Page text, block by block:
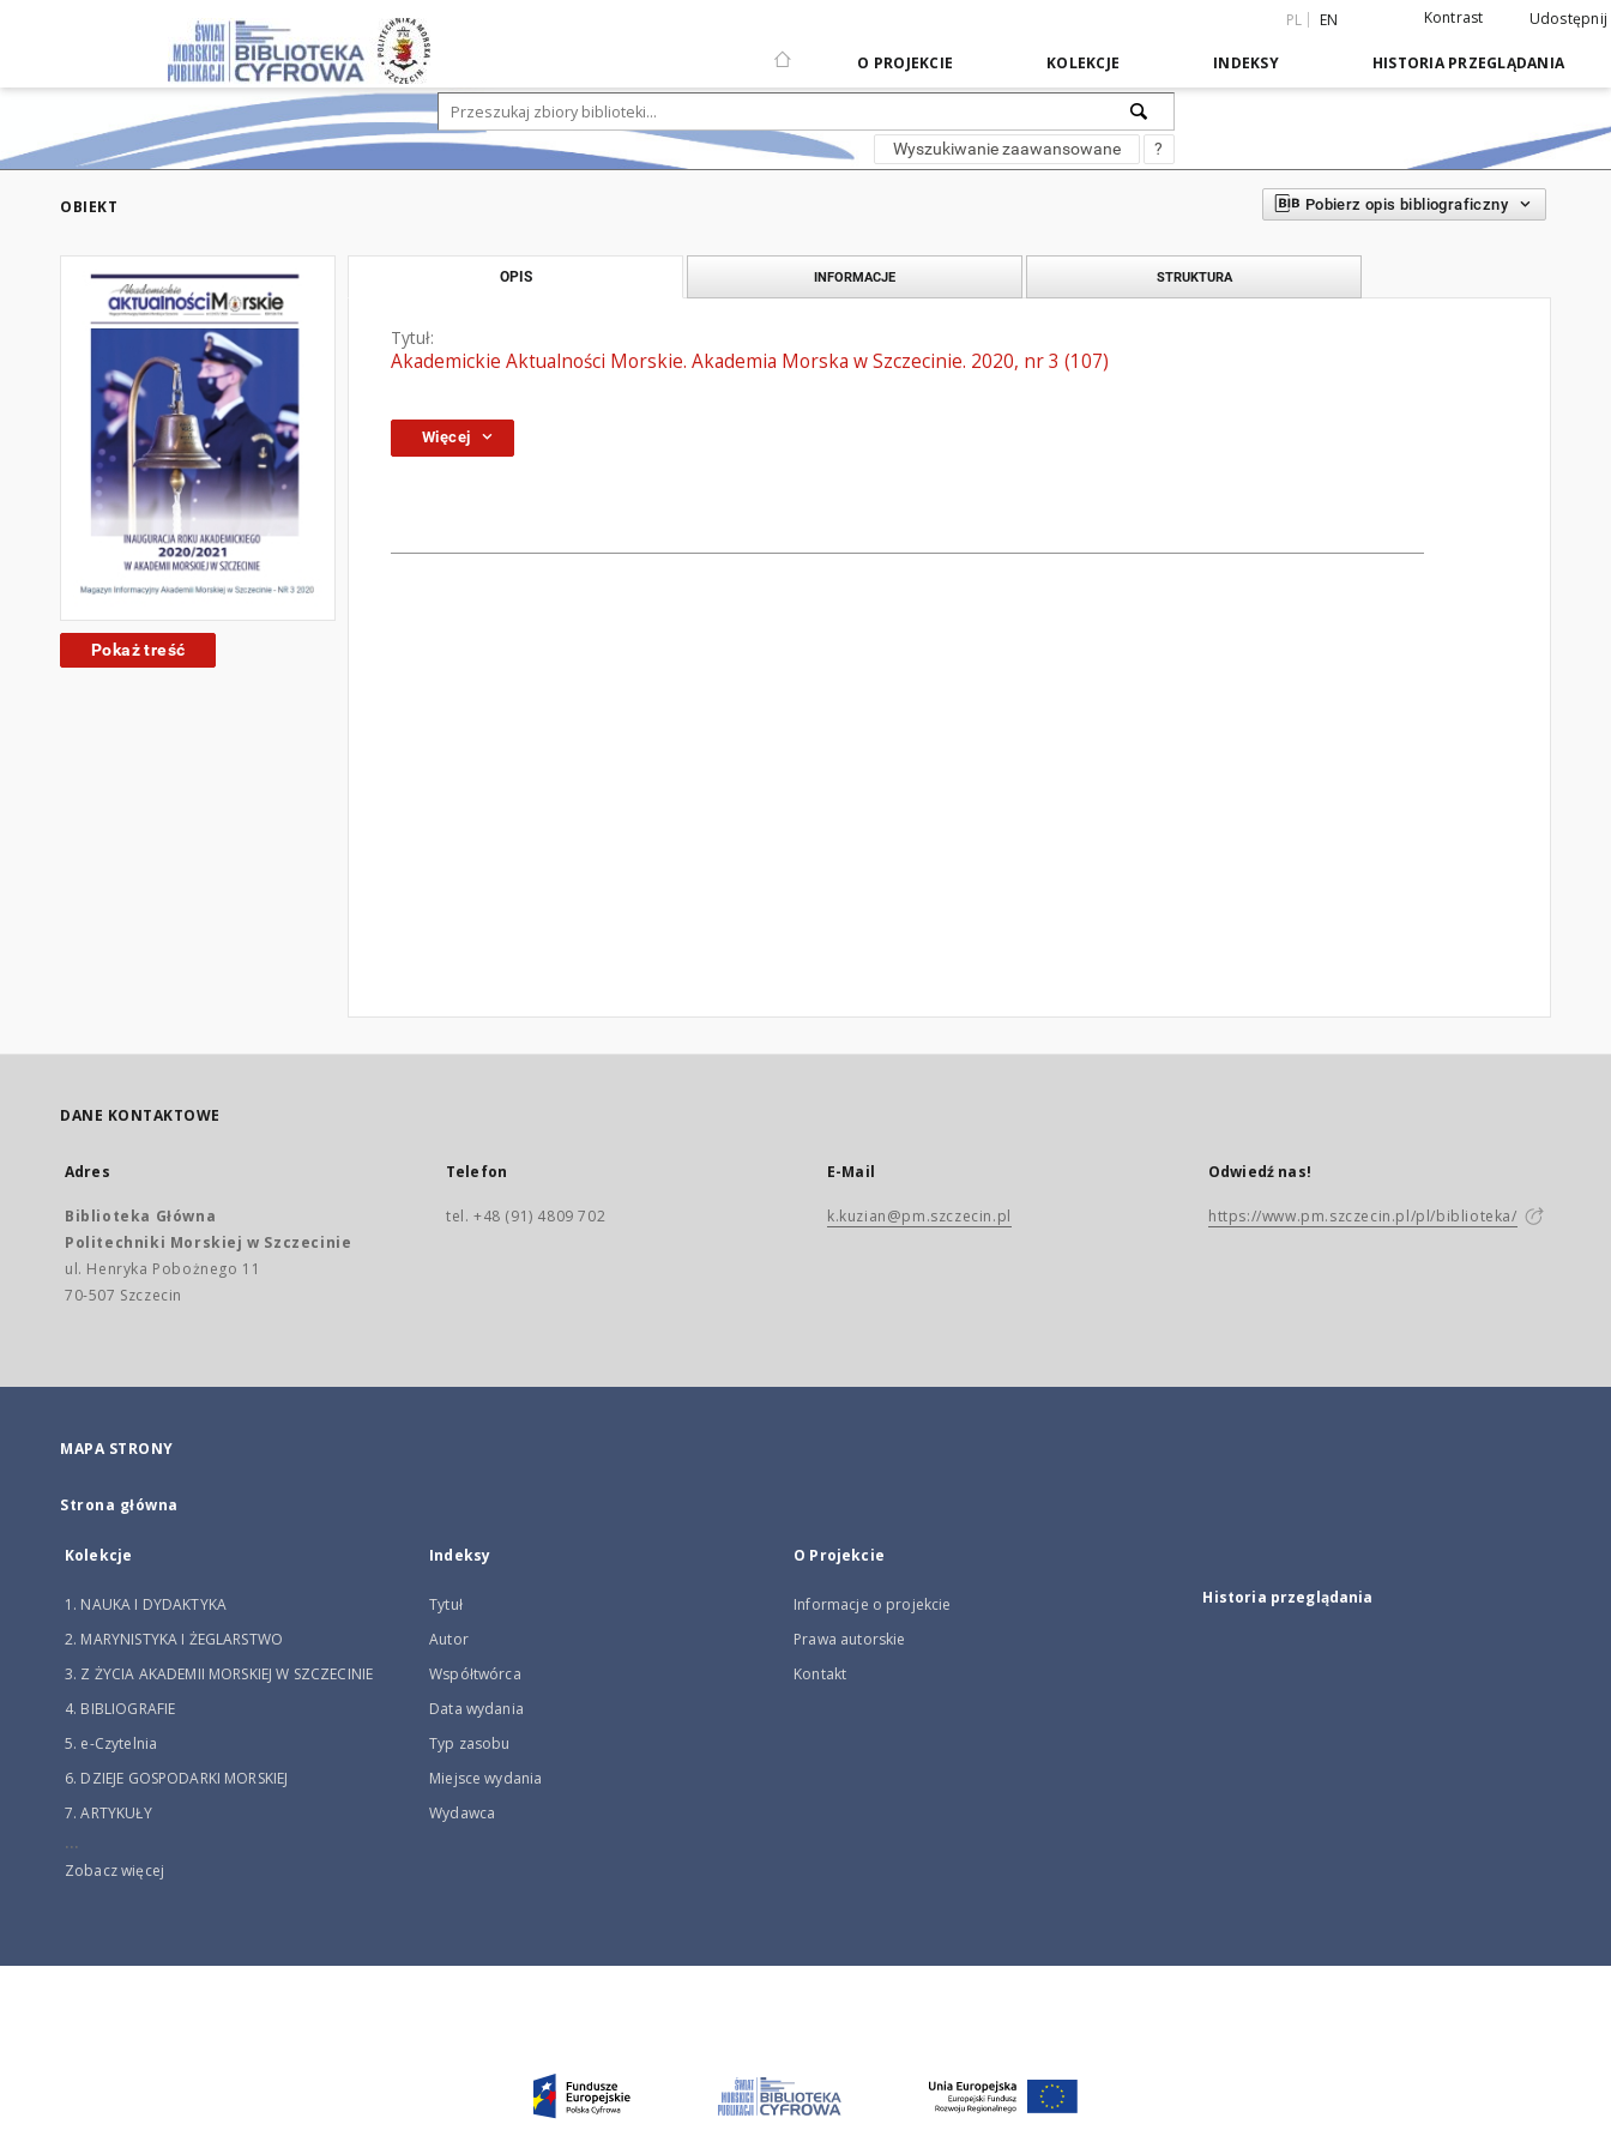
PL EN Kontrast Udostępnij
O PROJEKCIE KOLEKCJE INDEKSY HISTORIA PRZEGLĄDANIA
Wyszukiwanie zaawansowane ?
OBIEKT Pobierz opis bibliograficzny
Pokaż treść
OPIS INFORMACJE STRUKTURA
Tytuł:
Akademickie Aktualności Morskie. Akademia Morska w Szczecinie. 2020, nr 3 (107)
Więcej
DANE KONTAKTOWE
Adres
Biblioteka Główna
Politechniki Morskiej w Szczecinie
ul. Henryka Pobożnego 11
70-507 Szczecin
Telefon
tel. +48 (91) 4809 702
E-Mail
k.kuzian@pm.szczecin.pl
Odwiedź nas!
https://www.pm.szczecin.pl/pl/biblioteka/
MAPA STRONY
Strona główna
Kolekcje
1. NAUKA I DYDAKTYKA
2. MARYNISTYKA I ŻEGLARSTWO
3. Z ŻYCIA AKADEMII MORSKIEJ W SZCZECINIE
4. BIBLIOGRAFIE
5. e-Czytelnia
6. DZIEJE GOSPODARKI MORSKIEJ
7. ARTYKUŁY
...
Zobacz więcej
Indeksy
Tytuł
Autor
Współtwórca
Data wydania
Typ zasobu
Miejsce wydania
Wydawca
O Projekcie
Informacje o projekcie
Prawa autorskie
Kontakt
Historia przeglądania